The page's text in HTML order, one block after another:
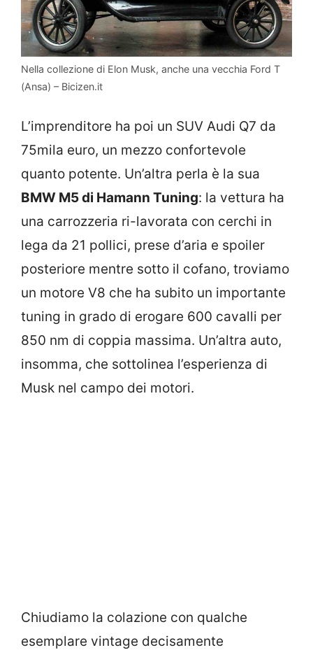
Nella collezione di Elon Musk, anche una vecchia Ford T
(Ansa) – Bicizen.it
L’imprenditore ha poi un SUV Audi Q7 da
75mila euro, un mezzo confortevole
quanto potente. Un’altra perla è la sua
BMW M5 di Hamann Tuning: la vettura ha
una carrozzeria ri-lavorata con cerchi in
lega da 21 pollici, prese d’aria e spoiler
posteriore mentre sotto il cofano, troviamo
un motore V8 che ha subito un importante
tuning in grado di erogare 600 cavalli per
850 nm di coppia massima. Un’altra auto,
insomma, che sottolinea l’esperienza di
Musk nel campo dei motori.
Chiudiamo la colazione con qualche
esemplare vintage decisamente